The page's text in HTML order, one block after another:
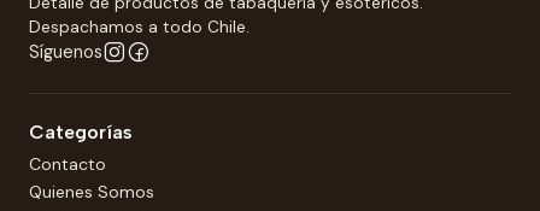
Despachamos a todo Chile.
Síguenos
Categorías
Contacto
Quienes Somos